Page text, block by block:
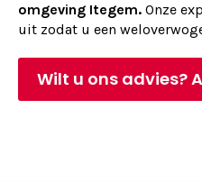
omgeving Itegem. Onze
uit zodat u een
Wilt u ons advies?